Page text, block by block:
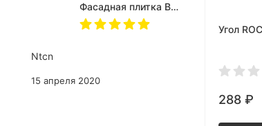
Угол
288 ₽
Фасадная плитка BRICK - Янтарный
Ntcn
15 апреля 2020